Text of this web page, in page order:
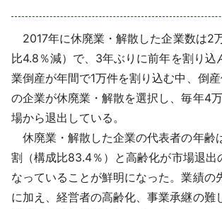
導入事例
採用情報
よくあるご質問
English
2017年に休廃業・解散した企業数は2
比4.8％減）で、3年ぶりに前年を割り込
業倒産が年間で1万件を割り込む中、倒
の企業が休廃業・解散を選択し、毎年4
場から退出している。
休廃業・解散した企業の代表者の年齢
割（構成比83.4％）と高齢化が市場退出
なっていることが鮮明になった。業績の
に加え、経営者の高齢化、事業承継の難